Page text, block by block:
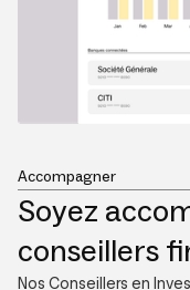
Accompagner
Soyez
conseillers
Nos Conseillers en